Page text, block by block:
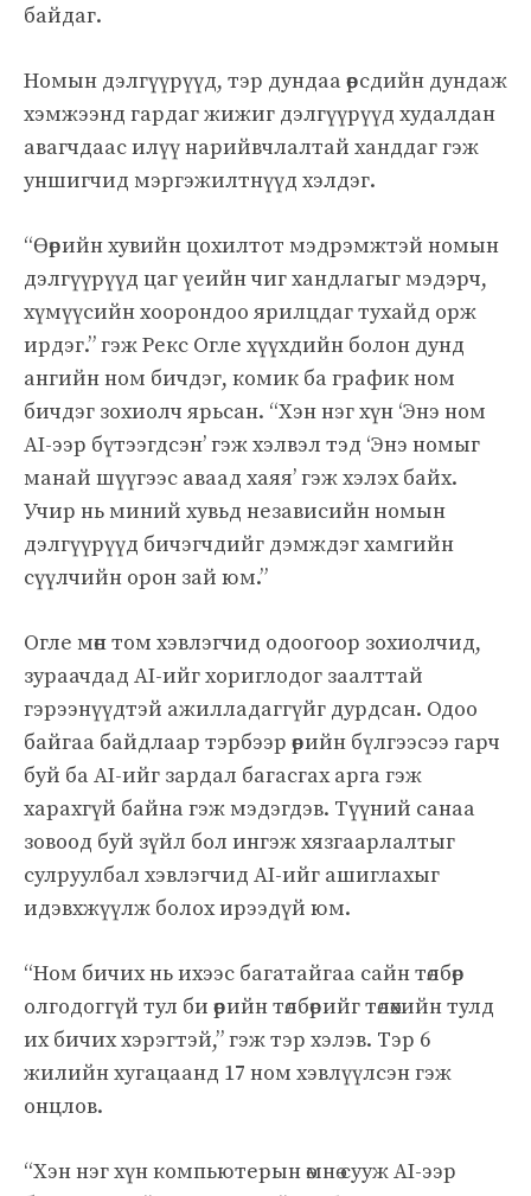
байдаг.
Номын дэлгүүрүүд, тэр дундаа өөрсдийн дундаж
хэмжээнд гардаг жижиг дэлгүүрүүд худалдан
авагчдаас илүү нарийвчлалтай ханддаг гэж
уншигчид мэргэжилтнүүд хэлдэг.
“Өөрийн хувийн цохилтот мэдрэмжтэй номын
дэлгүүрүүд цаг үеийн чиг хандлагыг мэдэрч,
хүмүүсийн хоорондоо ярилцдаг тухайд орж
ирдэг.” гэж Рекс Оглe хүүхдийн болон дунд
ангийн ном бичдэг, комик ба график ном
бичдэг зохиолч ярьсан. “Хэн нэг хүн ‘Энэ ном
AI-ээр бүтээгдсэн’ гэж хэлвэл тэд ‘Энэ номыг
манай шүүгээс аваад хаяя’ гэж хэлэх байх.
Учир нь миний хувьд независийн номын
дэлгүүрүүд бичэгчдийг дэмждэг хамгийн
сүүлчийн орон зай юм.”
Оглe мөн том хэвлэгчид одоогоор зохиолчид,
зураачдад AI-ийг хориглодог заалттай
гэрээнүүдтэй ажилладаггүйг дурдсан. Одоо
байгаа байдлаар тэрбээр өөрийн бүлгээсээ гарч
буй ба AI-ийг зардал багасгах арга гэж
харахгүй байна гэж мэдэгдэв. Түүний санаа
зовоод буй зүйл бол ингэж хязгаарлалтыг
сулруулбал хэвлэгчид AI-ийг ашиглахыг
идэвхжүүлж болох ирээдүй юм.
“Ном бичих нь ихээс багатайгаа сайн төлбөр
олгодоггүй тул би өөрийн төлбөрийг төлөхийн тулд
их бичих хэрэгтэй,” гэж тэр хэлэв. Тэр 6
жилийн хугацаанд 17 ном хэвлүүлсэн гэж
онцлов.
“Хэн нэг хүн компьютерын өмнө сууж AI-ээр